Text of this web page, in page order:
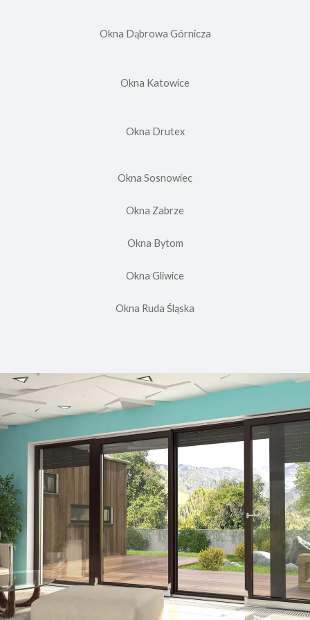
Okna Dąbrowa Górnicza
Okna Katowice
Okna Drutex
Okna Sosnowiec
Okna Zabrze
Okna Bytom
Okna Gliwice
Okna Ruda Śląska